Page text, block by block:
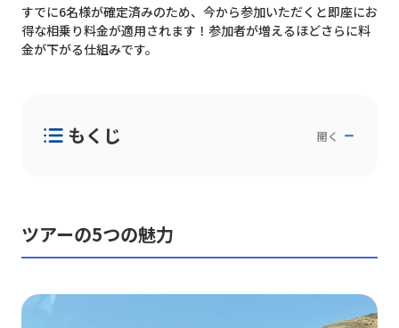
すでに6名様が確定済みのため、今から参加いただくと即座にお
得な相乗り料金が適用されます！参加者が増えるほどさらに料
金が下がる仕組みです。
もくじ 開く
② イシククル湖で鷹匠体験＆絶景乗馬＆スカスカ
キャニオン
④ 旅の不安を解消！ほぼオールインクルーシブの
ツアーの5つの魅力